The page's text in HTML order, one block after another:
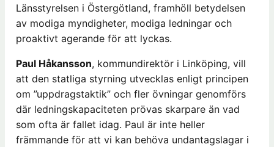
Länsstyrelsen i Östergötland, framhöll betydelsen
av modiga myndigheter, modiga ledningar och
proaktivt agerande för att lyckas.
Paul Håkansson, kommundirektör i Linköping, vill
att den statliga styrning utvecklas enligt principen
om ”uppdragstaktik” och fler övningar genomförs
där ledningskapaciteten prövas skarpare än vad
som ofta är fallet idag. Paul är inte heller
främmande för att vi kan behöva undantagslagar i